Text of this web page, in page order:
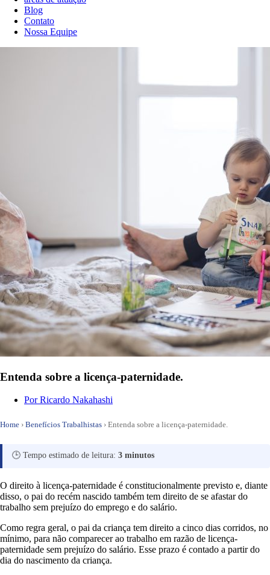
Blog
Contato
Nossa Equipe
Entenda sobre a licença-paternidade.
PorRicardo Nakahashi
Home › Benefícios Trabalhistas › Entenda sobre a licença-paternidade.
🕒 Tempo estimado de leitura: 3 minutos
O direito à licença-paternidade é constitucionalmente previsto e, diante
disso, o pai do recém nascido também tem direito de se afastar do
trabalho sem prejuízo do emprego e do salário.
Como regra geral, o pai da criança tem direito a cinco dias corridos, no
mínimo, para não comparecer ao trabalho em razão de licença-
paternidade sem prejuízo do salário. Esse prazo é contado a partir do
dia do nascimento da criança.